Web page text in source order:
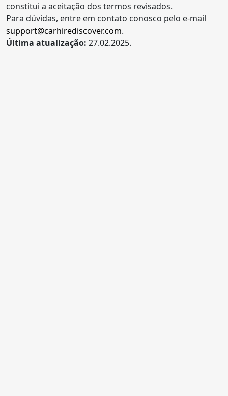
constitui a aceitação dos termos revisados.
Para dúvidas, entre em contato conosco pelo e-mail
support@carhirediscover.com.
Última atualização: 27.02.2025.